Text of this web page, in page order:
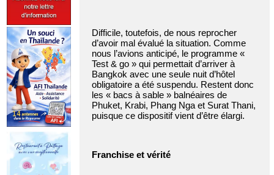
Difficile, toutefois, de nous reprocher
d’avoir mal évalué la situation. Comme
nous l’avions anticipé, le programme «
Test & go » qui permettait d’arriver à
Bangkok avec une seule nuit d’hôtel
obligatoire a été suspendu. Restent donc
les « bacs à sable » balnéaires de
Phuket, Krabi, Phang Nga et Surat Thani,
puisque ce dispositif vient d’être élargi.
Franchise et vérité